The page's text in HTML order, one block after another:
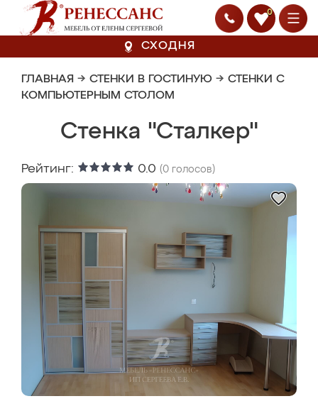
0
СХОДНЯ
ГЛАВНАЯ → СТЕНКИ В ГОСТИНУЮ → СТЕНКИ С
КОМПЬЮТЕРНЫМ СТОЛОМ
Стенка "Сталкер"
Рейтинг: 0.0 (0 голосов)